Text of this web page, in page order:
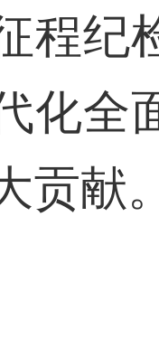
程纪
化全
贡献。